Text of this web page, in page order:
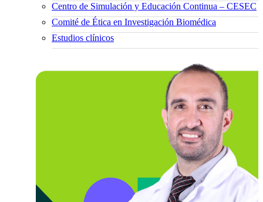
Centro de Simulación y Educación Continua – CESEC
Comité de Ética en Investigación Biomédica
Estudios clínicos